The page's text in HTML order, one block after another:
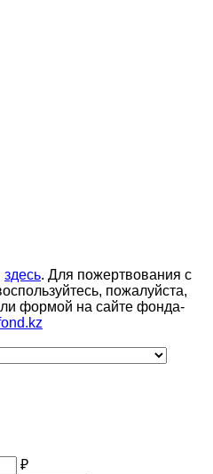
здесь. Для пожертвования с
пожалуйста,
формой на сайте фонда-
₽